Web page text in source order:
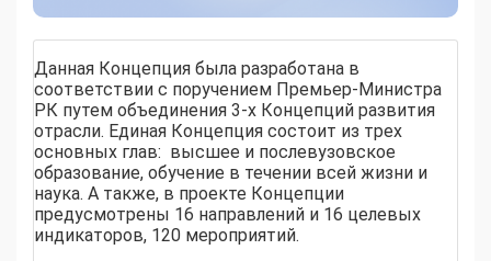
Данная Концепция была разработана в
соответствии с поручением Премьер-Министра
РК путем объединения 3-х Концепций развития
отрасли. Единая Концепция состоит из трех
основных глав: высшее и послевузовское
образование, обучение в течении всей жизни и
наука. А также, в проекте Концепции
предусмотрены 16 направлений и 16 целевых
индикаторов, 120 мероприятий.